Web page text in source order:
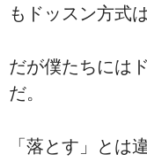
もドッスン方式
だが僕たちには
だ。
「落とす」とは